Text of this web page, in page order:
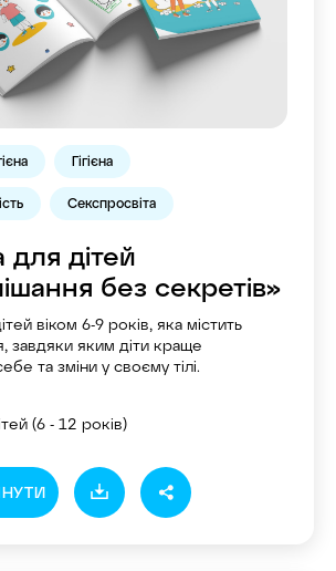
Гігієна
Секспросвіта
дітей
без секретів»
віком 6-9 років, яка містить
завдяки яким діти краще
та зміни у своєму тілі.
(6 - 12 років)